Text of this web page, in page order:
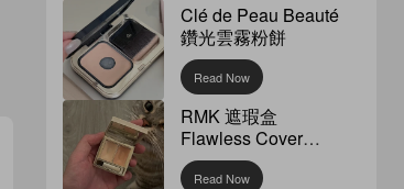
Clé de Peau Beauté
鑽光雲霧粉餅
Read Now
RMK 遮瑕盒
Flawless Cover
Concealer
Read Now